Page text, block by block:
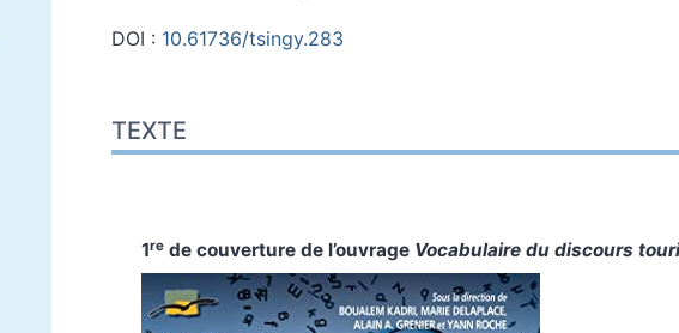
DOI : 10.61736/tsingy.283
Illustrations
Citer cet article
TEXTE
1re de couverture de l’ouvrage Vocabulaire du discours